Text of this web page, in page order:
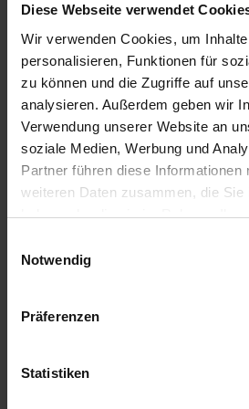
Diese Webseite verwendet
Wir verwenden Cookies, um
personalisieren, Funktionen für
zu können und die Zugriffe auf
analysieren. Außerdem geben wir
Verwendung unserer Website an
soziale Medien, Werbung und
Partner führen diese Informationen
weiteren Daten zusammen, die Sie
haben oder die sie im Rahmen
Notwendig
Präferenzen
Statistiken
IN DEN
WARENKORB
zzgl.
Anmelden für Ihren
12,97 € / St
12,97 €
pro 1 Stück
Verfügbar